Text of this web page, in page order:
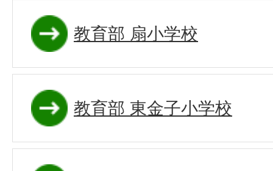
教育部 扇小学校
教育部 東金子小学校